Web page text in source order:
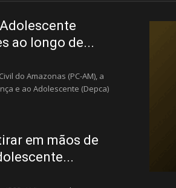
Notícia
ao longo de...
do Amazonas (PC-AM), a
e ao Adolescente (Depca)
em mãos de